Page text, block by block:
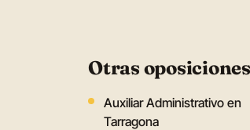
Otras
Auxiliar Administrativo en
Tarragona